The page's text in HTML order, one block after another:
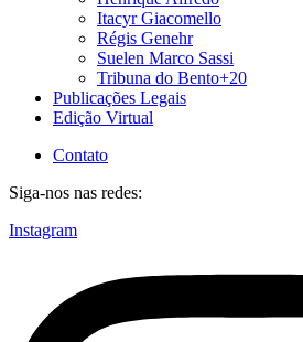
Itacyr Giacomello
Régis Genehr
Suelen Marco Sassi
Tribuna do Bento+20
Publicações Legais
Edição Virtual
Contato
Siga-nos nas redes:
Instagram